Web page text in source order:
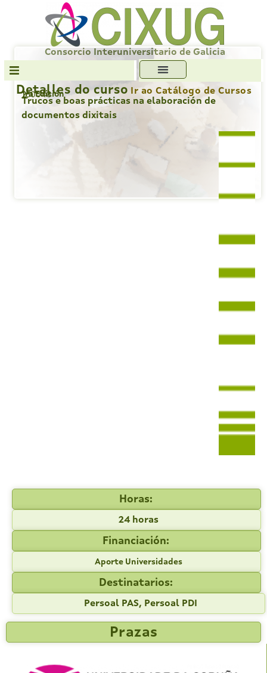
Consorcio Interuniversitario de Galicia
Transparencia
Formación
Detalles do curso Ir ao Catálogo de Cursos
250048
1ra Edición
Trucos e boas prácticas na elaboración de
documentos dixitais
Horas:
24 horas
Financiación:
Aporte Universidades
Destinatarios:
Persoal PAS, Persoal PDI
Prazas